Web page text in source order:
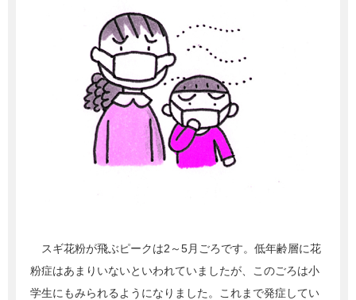
スギ花粉が飛ぶピークは2～5月ごろです。低年齢層に花
粉症はあまりいないといわれていましたが、このごろは小
学生にもみられるようになりました。これまで発症してい